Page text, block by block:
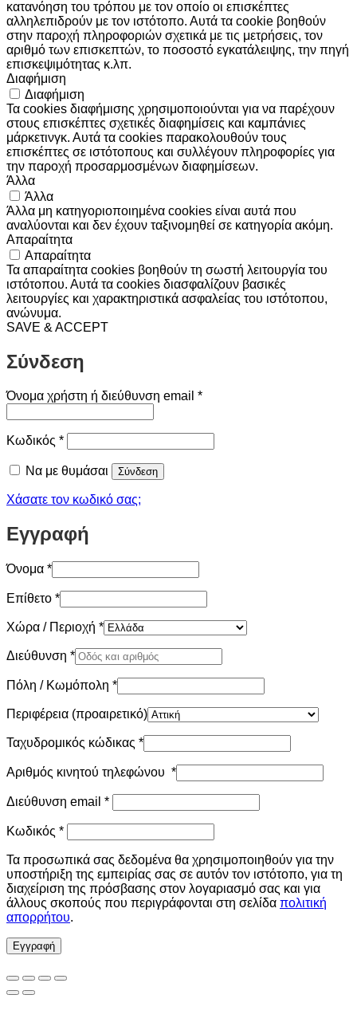
κατανόηση του τρόπου με τον οποίο οι επισκέπτες
αλληλεπιδρούν με τον ιστότοπο. Αυτά τα cookie βοηθούν
στην παροχή πληροφοριών σχετικά με τις μετρήσεις, τον
αριθμό των επισκεπτών, το ποσοστό εγκατάλειψης, την πηγή
επισκεψιμότητας κ.λπ.
Διαφήμιση
Διαφήμιση
Τα cookies διαφήμισης χρησιμοποιούνται για να παρέχουν
στους επισκέπτες σχετικές διαφημίσεις και καμπάνιες
μάρκετινγκ. Αυτά τα cookies παρακολουθούν τους
επισκέπτες σε ιστότοπους και συλλέγουν πληροφορίες για
την παροχή προσαρμοσμένων διαφημίσεων.
Άλλα
Άλλα
Άλλα μη κατηγοριοποιημένα cookies είναι αυτά που
αναλύονται και δεν έχουν ταξινομηθεί σε κατηγορία ακόμη.
Απαραίτητα
Απαραίτητα
Τα απαραίτητα cookies βοηθούν τη σωστή λειτουργία του
ιστότοπου. Αυτά τα cookies διασφαλίζουν βασικές
λειτουργίες και χαρακτηριστικά ασφαλείας του ιστότοπου,
ανώνυμα.
SAVE & ACCEPT
Σύνδεση
Όνομα χρήστη ή διεύθυνση email *Απαιτείται
Κωδικός *Απαιτείται
Να με θυμάσαι Σύνδεση
Χάσατε τον κωδικό σας;
Εγγραφή
Όνομα *
Επίθετο *
Χώρα / Περιοχή *
Διεύθυνση *
Πόλη / Κωμόπολη *
Περιφέρεια (προαιρετικό)
Ταχυδρομικός κώδικας *
Αριθμός κινητού τηλεφώνου *
Διεύθυνση email *Απαιτείται
Κωδικός *Απαιτείται
Τα προσωπικά σας δεδομένα θα χρησιμοποιηθούν για την
υποστήριξη της εμπειρίας σας σε αυτόν τον ιστότοπο, για τη
διαχείριση της πρόσβασης στον λογαριασμό σας και για
άλλους σκοπούς που περιγράφονται στη σελίδα πολιτική
απορρήτου.
Εγγραφή